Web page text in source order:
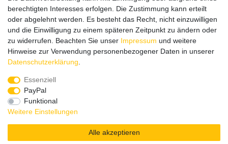
Zahlungsmethoden
Zusätzlich stehen SEPA
Kreditkartewie VISA oder MasterCard,
berechtigten Interesses erfolgen. Die Zustimmung kann erteilt
oder abgelehnt werden. Es besteht das Recht, nicht einzuwilligen
und die Einwilligung zu einem späteren Zeitpunkt zu ändern oder
zu widerrufen. Beachten Sie unser Impressum und weitere
Hinweise zur Verwendung personenbezogener Daten in unserer
Daten­schutz­erklärung
Essenziell
PayPal
Funktional
Weitere Einstellungen
Alle akzeptieren